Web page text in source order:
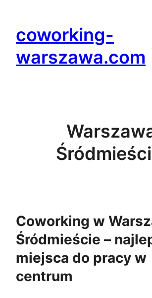
treścicoworking-
warszawa.com
Coworking w
Śródmieście –
miejsca do pracy w
centrum